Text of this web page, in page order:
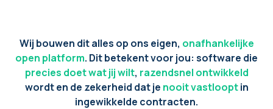
Wij bouwen dit alles op ons eigen, onafhankelijke
open platform. Dit betekent voor jou: software die
precies doet wat jij wilt, razendsnel ontwikkeld
wordt en de zekerheid dat je nooit vastlooptin
ingewikkelde contracten.